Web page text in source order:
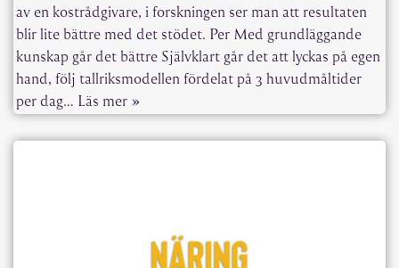
av en kostrådgivare, i forskningen ser man att resultaten
blir lite bättre med det stödet. Per Med grundläggande
kunskap går det bättre Självklart går det att lyckas på egen
hand, följ tallriksmodellen fördelat på 3 huvudmåltider
per dag… Läs mer »